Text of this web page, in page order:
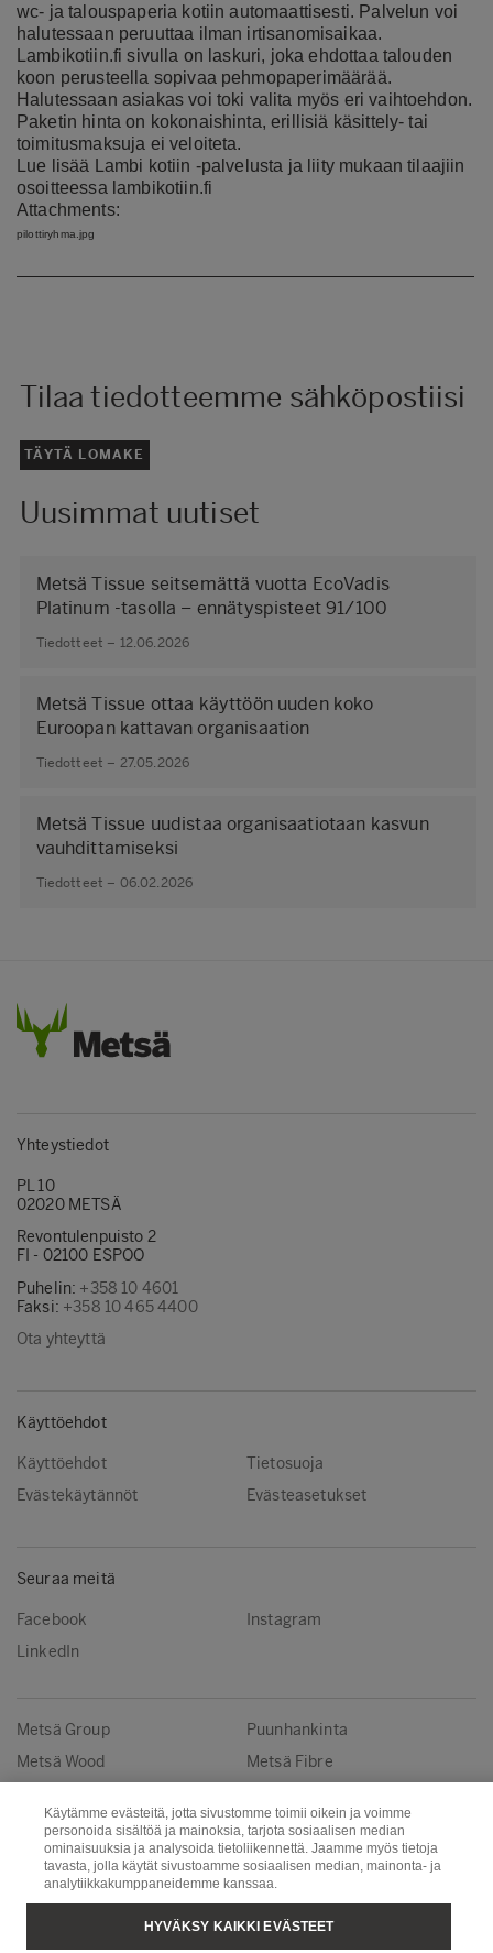
wc- ja talouspaperia kotiin automaattisesti. Palvelun voi
halutessaan peruuttaa ilman irtisanomisaikaa.
Lambikotiin.fi sivulla on laskuri, joka ehdottaa talouden
koon perusteella sopivaa pehmopaperimäärää.
Halutessaan asiakas voi toki valita myös eri vaihtoehdon.
Paketin hinta on kokonaishinta, erillisiä käsittely- tai
toimitusmaksuja ei veloiteta.
Lue lisää Lambi kotiin -palvelusta ja liity mukaan tilaajiin
osoitteessa lambikotiin.fi
Attachments:
pilottiryhma.jpg
Tilaa tiedotteemme sähköpostiisi
TÄYTÄ LOMAKE
Uusimmat uutiset
Metsä Tissue seitsemättä vuotta EcoVadis
Platinum -tasolla – ennätyspisteet 91/100
Tiedotteet – 12.06.2026
Metsä Tissue ottaa käyttöön uuden koko
Euroopan kattavan organisaation
Tiedotteet – 27.05.2026
Metsä Tissue uudistaa organisaatiotaan kasvun
vauhdittamiseksi
Tiedotteet – 06.02.2026
Yhteystiedot
PL 10
02020 METSÄ
Revontulenpuisto 2
FI - 02100 ESPOO
Puhelin: +358 10 4601
Faksi: +358 10 465 4400
Ota yhteyttä
Käyttöehdot
Käyttöehdot
Tietosuoja
Evästekäytännöt
Evästeasetukset
Seuraa meitä
Facebook
Instagram
LinkedIn
Metsä Group
Puunhankinta
Metsä Wood
Metsä Fibre
Copyright © Metsä Group
Käytämme evästeitä, jotta sivustomme toimii oikein ja voimme
personoida sisältöä ja mainoksia, tarjota sosiaalisen median
ominaisuuksia ja analysoida tietoliikennettä. Jaamme myös tietoja
tavasta, jolla käytät sivustoamme sosiaalisen median, mainonta- ja
analytiikkakumppaneidemme kanssaa.
HYVÄKSY KAIKKI EVÄSTEET